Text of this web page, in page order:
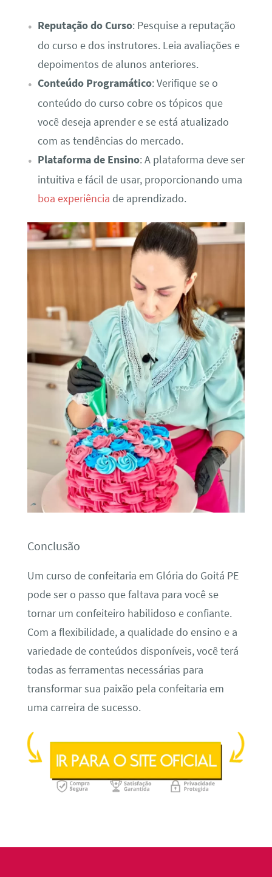
Reputação do Curso: Pesquise a reputação
do curso e dos instrutores. Leia avaliações e
depoimentos de alunos anteriores.
Conteúdo Programático: Verifique se o
conteúdo do curso cobre os tópicos que
você deseja aprender e se está atualizado
com as tendências do mercado.
Plataforma de Ensino: A plataforma deve ser
intuitiva e fácil de usar, proporcionando uma
boa experiência de aprendizado.
Conclusão
Um curso de confeitaria em Glória do Goitá PE
pode ser o passo que faltava para você se
tornar um confeiteiro habilidoso e confiante.
Com a flexibilidade, a qualidade do ensino e a
variedade de conteúdos disponíveis, você terá
todas as ferramentas necessárias para
transformar sua paixão pela confeitaria em
uma carreira de sucesso.